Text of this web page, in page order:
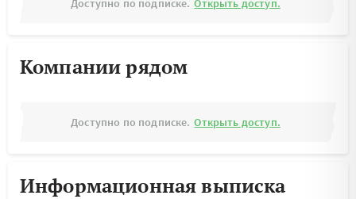
Доступно по подписке. Открыть доступ.
Компании рядом
Доступно по подписке. Открыть доступ.
Информационная выписка